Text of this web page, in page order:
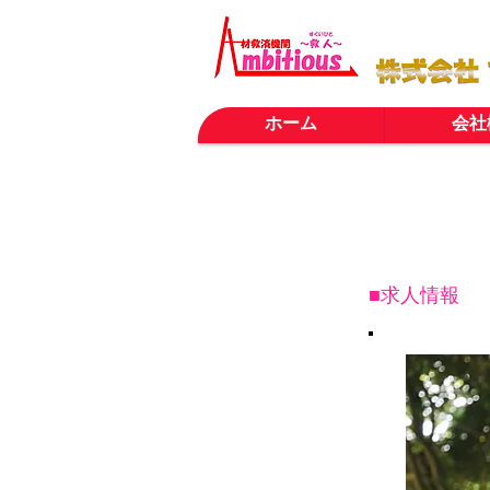
■求人情報
ホーム 会社